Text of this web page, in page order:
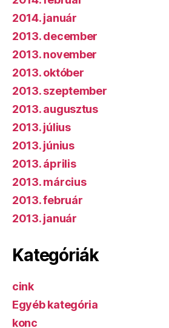
2014. január
2013. december
2013. november
2013. október
2013. szeptember
2013. augusztus
2013. július
2013. június
2013. április
2013. március
2013. február
2013. január
Kategóriák
cink
Egyéb kategória
konc